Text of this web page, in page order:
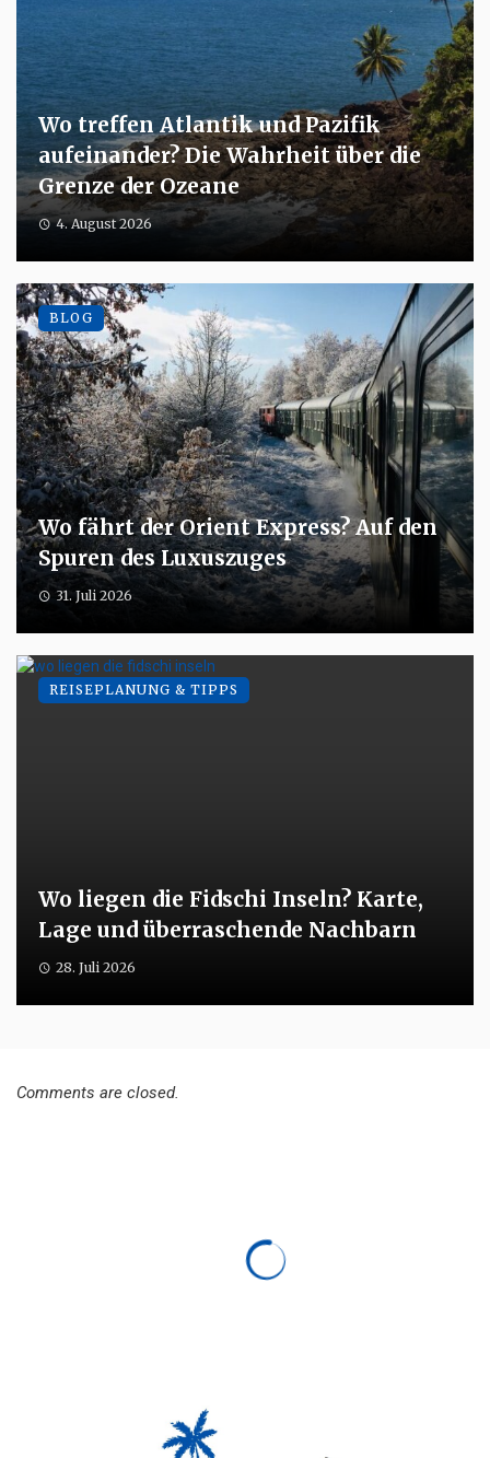
Wo treffen Atlantik und Pazifik
aufeinander? Die Wahrheit über die
Grenze der Ozeane
4. August 2026
Wo fährt der Orient Express? Auf den
Spuren des Luxuszuges
31. Juli 2026
BLOG
Wo liegen die Fidschi Inseln? Karte,
Lage und überraschende Nachbarn
28. Juli 2026
REISEPLANUNG & TIPPS
Comments are closed.